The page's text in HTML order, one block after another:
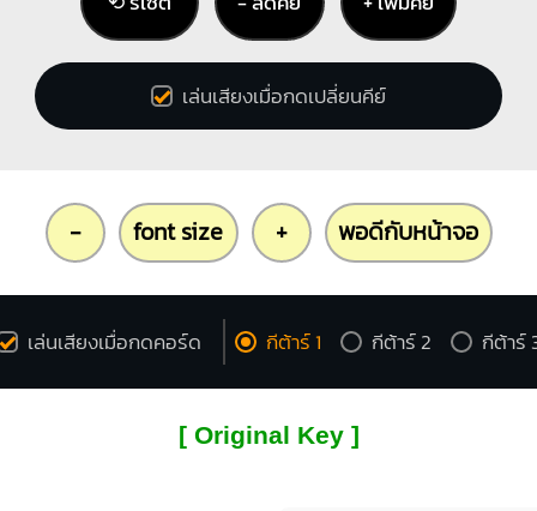
เล่นเสียงเมื่อกดเปลี่ยนคีย์
- font size + พอดีกับหน้าจอ
เล่นเสียงเมื่อกดคอร์ด กีต้าร์ 1 กีต้าร์ 2 กีต้าร์
[ Original Key ]